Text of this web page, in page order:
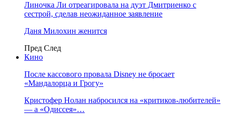
Линочка Ли отреагировала на дуэт Дмитриенко с
сестрой, сделав неожиданное заявление
Даня Милохин женится
Пред След
Кино
После кассового провала Disney не бросает
«Мандалорца и Грогу»
Кристофер Нолан набросился на «критиков-любителей»
— а «Одиссея»…